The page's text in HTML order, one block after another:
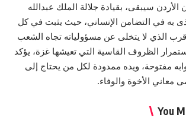
سيبقى، بقيادة جلالة الملك عبدالله
به في التضامن الإنساني، حيث يثبت في كل
الذي لا يتخلى عن مسؤولياته تجاه الشعب
الظروف القاسية التي تعيشها غزة، يؤكد
مفتوحة، ويده ممدودة لكل من يحتاج إلى
معاني الأخوة والوفاء.
You